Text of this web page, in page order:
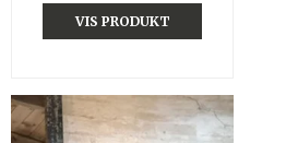
VIS PRODUKT